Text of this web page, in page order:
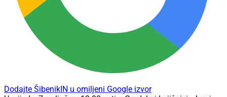
Dodajte ŠibenikIN u omiljeni Google izvor